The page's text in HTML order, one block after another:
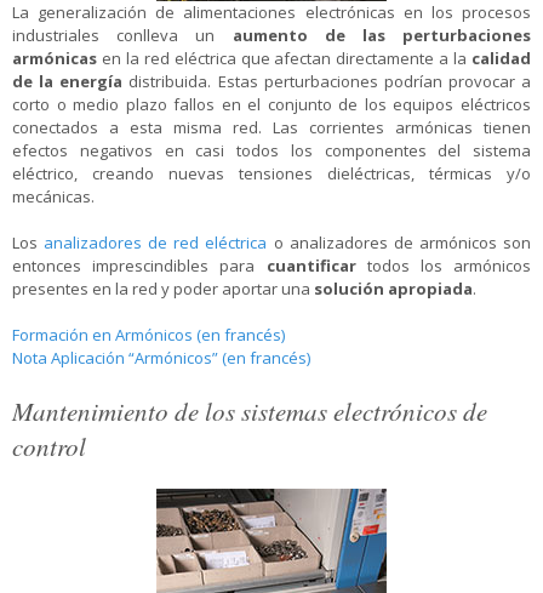
La generalización de alimentaciones electrónicas en los procesos
industriales conlleva un aumento de las perturbaciones
armónicas en la red eléctrica que afectan directamente a la calidad
de la energía distribuida. Estas perturbaciones podrían provocar a
corto o medio plazo fallos en el conjunto de los equipos eléctricos
conectados a esta misma red. Las corrientes armónicas tienen
efectos negativos en casi todos los componentes del sistema
eléctrico, creando nuevas tensiones dieléctricas, térmicas y/o
mecánicas.
Los analizadores de red eléctrica o analizadores de armónicos son
entonces imprescindibles para cuantificartodos los armónicos
presentes en la red y poder aportar una solución apropiada.
Formación en Armónicos (en francés)
Nota Aplicación “Armónicos” (en francés)
Mantenimiento de los sistemas electrónicos de
control